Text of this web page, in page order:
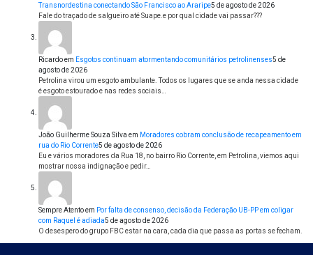
Transnordestina conectando São Francisco ao Araripe5 de agosto de 2026
Fale do traçado de salgueiro até Suape.e por qual cidade vai passar???
Ricardoem Esgotos continuam atormentando comunitários petrolinenses5 de
agosto de 2026
Petrolina virou um esgoto ambulante. Todos os lugares que se anda nessa cidade
é esgoto estourado e nas redes sociais…
João Guilherme Souza Silva em Moradores cobram conclusão de recapeamento em
rua do Rio Corrente5 de agosto de 2026
Eu e vários moradores da Rua 18, no bairro Rio Corrente, em Petrolina, viemos aqui
mostrar nossa indignação e pedir…
Sempre Atentoem Por falta de consenso, decisão da Federação UB-PP em coligar
com Raquel é adiada5 de agosto de 2026
O desespero do grupo FBC estar na cara, cada dia que passa as portas se fecham.